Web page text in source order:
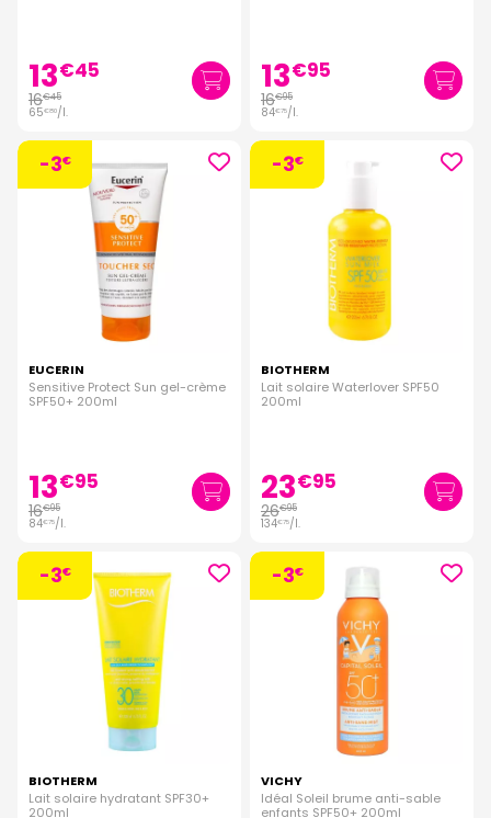
13€45
16€45
65€80/l.
13€95
16€95
84€75/l.
-3€
EUCERIN
Sensitive Protect Sun gel-crème
SPF50+ 200ml
13€95
16€95
84€75/l.
-3€
BIOTHERM
Lait solaire Waterlover SPF50
200ml
23€95
26€95
134€75/l.
-3€
BIOTHERM
Lait solaire hydratant SPF30+
200ml
-3€
VICHY
Idéal Soleil brume anti-sable
enfants SPF50+ 200ml